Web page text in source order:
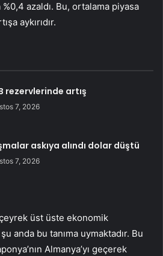
azaldı. Bu, ortalama piyasa
aykırıdır.
rezervlerinde artış
7, 2026
askıya alındı dolar düştü
7, 2026
üst üste ekonomik
anda bu tanıma uymaktadır. Bu
Almanya’yı geçerek